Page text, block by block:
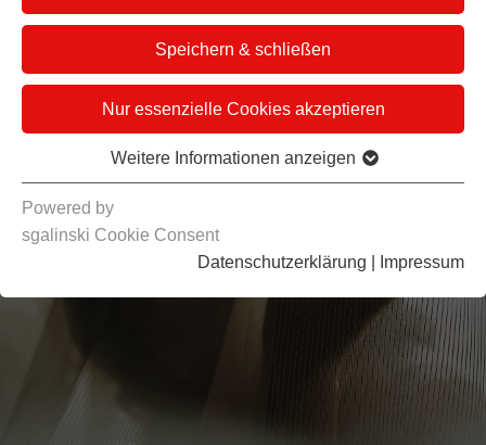
Speichern & schließen
Nur essenzielle Cookies akzeptieren
Weitere Informationen anzeigen
Powered by
sgalinski Cookie Consent
Datenschutzerklärung
Impressum
sexueller Ausbeutung
i&u Studios